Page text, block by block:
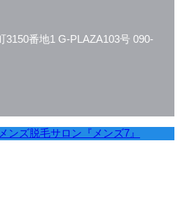
3150番地1 G-PLAZA103号 090-
ンズ脱毛サロン『メンズ7』